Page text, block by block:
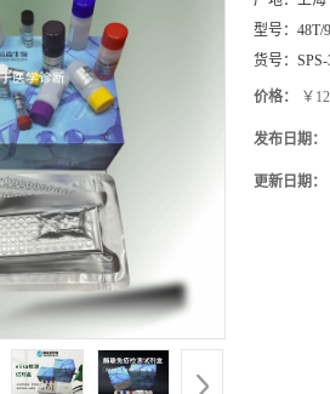
型号： 48T/
货号：
价格： ￥
发布日期：
更新日期：